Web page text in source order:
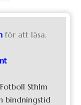
för att läsa.
Sthlm
bindningstid